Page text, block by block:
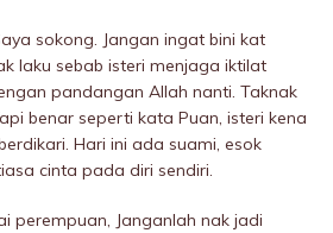
sokong. Jangan ingat bini kat
laku sebab isteri menjaga iktilat
pandangan Allah nanti. Taknak
benar seperti kata Puan, isteri kena
Hari ini ada suami, esok
cinta pada diri sendiri.
perempuan, Janganlah nak jadi